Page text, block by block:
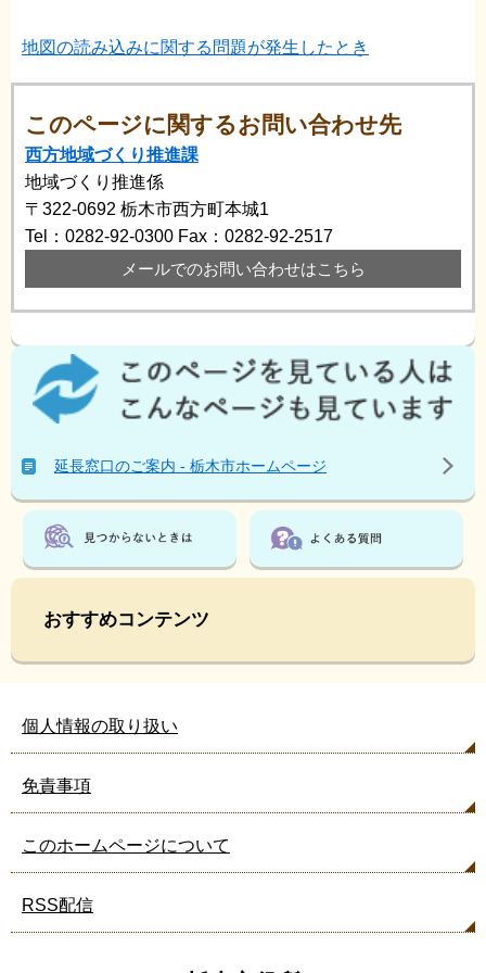
地図の読み込みに関する問題が発生したとき
このページに関するお問い合わせ先
西方地域づくり推進課
地域づくり推進係
〒322-0692 栃木市西方町本城1
Tel：0282-92-0300 Fax：0282-92-2517
メールでのお問い合わせはこちら
こ
ペ
ジ
を
見
て
る
ん
ペ
ー
ジ
も
見
て
い
ま
す
延長窓口のご案内 - 栃木市ホームページ
おすすめコンテンツ
個人情報の取り扱い
免責事項
このホームページについて
RSS配信